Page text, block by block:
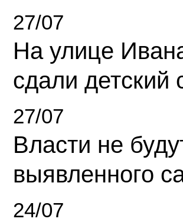
27/07
На улице
сдали детский
27/07
Власти не
выявленного
24/07